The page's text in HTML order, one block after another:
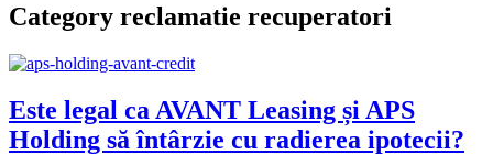
Category reclamatie recuperatori
Este legal ca AVANT Leasing și APS
Holding să întârzie cu radierea ipotecii?